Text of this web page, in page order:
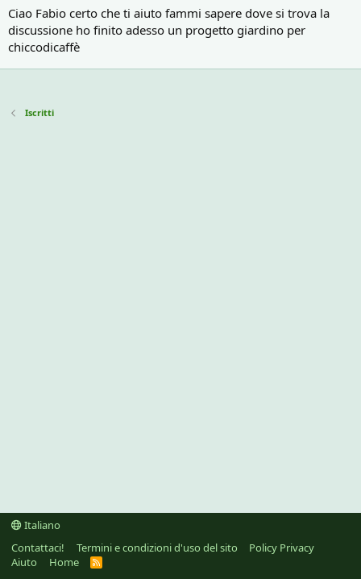
Ciao Fabio certo che ti aiuto fammi sapere dove si trova la
discussione ho finito adesso un progetto giardino per
chiccodicaffè
Iscritti
Italiano
Contattaci!
Termini e condizioni d'uso del sito
Policy Privacy
Aiuto
Home
R